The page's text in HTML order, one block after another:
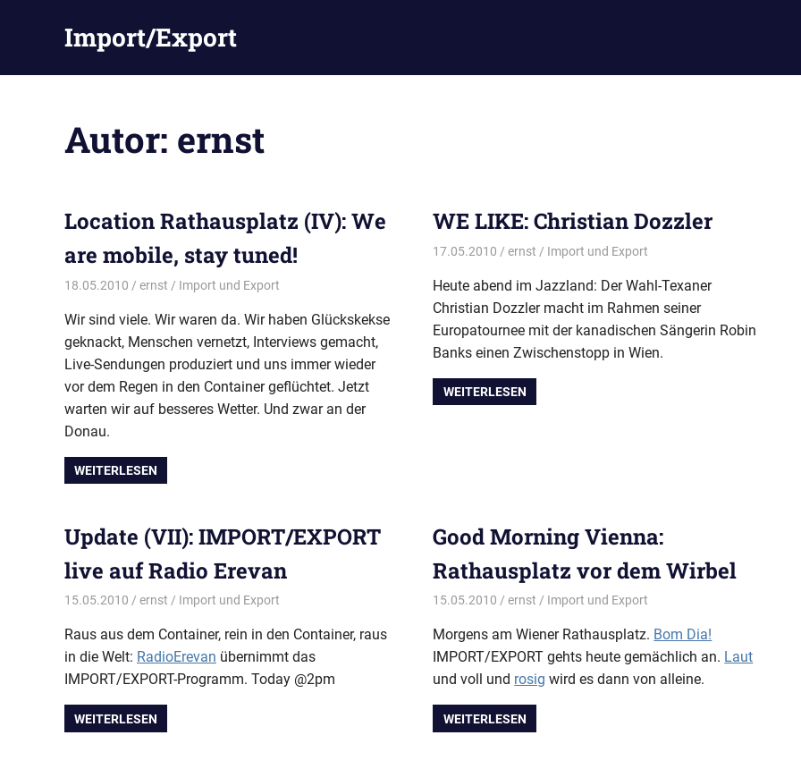
Import/Export
Autor: ernst
Location Rathausplatz (IV): We
are mobile, stay tuned!
18.05.2010 ernst Import und Export
Wir sind viele. Wir waren da. Wir haben Glückskekse
geknackt, Menschen vernetzt, Interviews gemacht,
Live-Sendungen produziert und uns immer wieder
vor dem Regen in den Container geflüchtet. Jetzt
warten wir auf besseres Wetter. Und zwar an der
Donau.
WEITERLESEN
WE LIKE: Christian Dozzler
17.05.2010 ernst Import und Export
Heute abend im Jazzland: Der Wahl-Texaner
Christian Dozzler macht im Rahmen seiner
Europatournee mit der kanadischen Sängerin Robin
Banks einen Zwischenstopp in Wien.
WEITERLESEN
Update (VII): IMPORT/EXPORT
live auf Radio Erevan
15.05.2010 ernst Import und Export
Raus aus dem Container, rein in den Container, raus
in die Welt: RadioErevan übernimmt das
IMPORT/EXPORT-Programm. Today @2pm
WEITERLESEN
Good Morning Vienna:
Rathausplatz vor dem Wirbel
15.05.2010 ernst Import und Export
Morgens am Wiener Rathausplatz. Bom Dia!
IMPORT/EXPORT gehts heute gemächlich an. Laut
und voll und rosig wird es dann von alleine.
WEITERLESEN